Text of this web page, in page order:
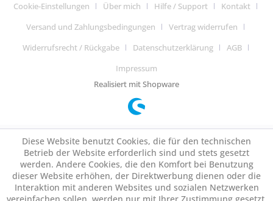
Cookie-Einstellungen Über mich Hilfe / Support
Kontakt
Versand und Zahlungsbedingungen
Vertrag widerrufen
Widerrufsrecht / Rückgabe
Datenschutzerklärung
AGB
Impressum
Realisiert mit Shopware
Diese Website benutzt Cookies, die für den technischen
Betrieb der Website erforderlich sind und stets gesetzt
werden. Andere Cookies, die den Komfort bei Benutzung
dieser Website erhöhen, der Direktwerbung dienen oder die
Interaktion mit anderen Websites und sozialen Netzwerken